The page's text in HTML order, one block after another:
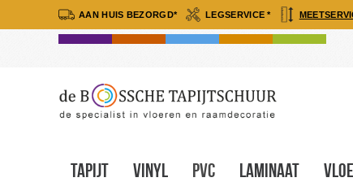
AAN HUIS BEZORGD* LEGSERVICE *
Tapijt Vinyl Pvc Laminaat